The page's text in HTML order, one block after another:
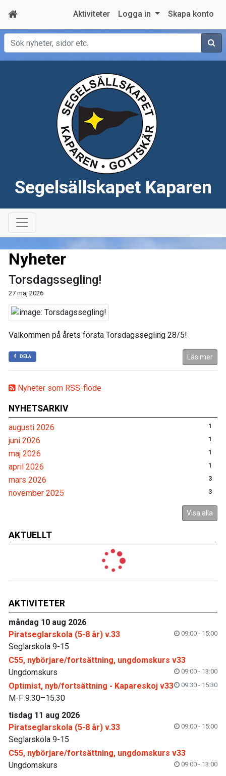
Aktiviteter Logga in Skapa konto
Sök
Segelsällskapet Kaparen
Nyheter som RSS-flöde
NYHETSARKIV
augusti 2026 1
juni 2026 1
maj 2026 1
april 2026 1
mars 2026 3
november 2025 3
Visa alla
Nyheter
Torsdagssegling!
27 maj 2026
Välkommen på årets första Torsdagssegling 28/5!
DELA Läs mer
AKTUELLT
AKTIVITETER
måndag 10 aug 2026
Piratseglarskola (5-8 år) v.33
09:00 - 15:00
Seglarskola 9-15
C55, nybörjare/fortsättning, ungdomskurs v33
09:00 - 13:00
Ungdomskurs
Optimist, nyb/fortsättning - Kapareskoj v33
09:30 - 15:30
M-F 9.30–15.30
tisdag 11 aug 2026
Piratseglarskola (5-8 år) v.33
09:00 - 15:00
Seglarskola 9-15
C55, nybörjare/fortsättning, ungdomskurs v33
09:00 - 13:00
Ungdomskurs